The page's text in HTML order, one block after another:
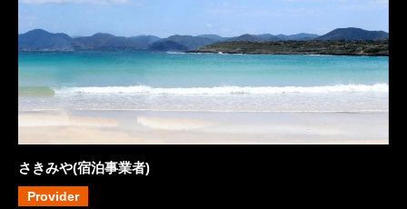
さきみや(宿泊事業者)
Provider